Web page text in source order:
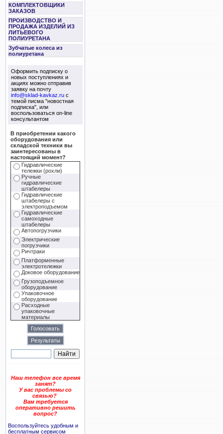
КОМПЛЕКТОВЩИКИ
ЗАКАЗОВ
ПРОИЗВОДСТВО И
ПРОДАЖА ИЗДЕЛИЙ ИЗ
ЛИТЬЕВОГО
ПОЛИУРЕТАНА
Зубчатые колеса из
полиуретана
Оформить подписку о
новых поступлениях и
акциях можно отправив
заявку на почту
info@sklad-kavkaz.ruс
темой писма "новостная
подписка", или
воспользоваться on-line
консультантом
В приобретении какого
оборудования или
складской техники вы
заинтересованы в
настоящий момент?
Гидравлические
тележки (рохли)
Ручные
гидравлические
штабелеры
Гидравлические
штабелеры с
электроподъемом
Гидравлические
самоходные
штабелеры
Автопогрузчики
Электрические
погрузчики
Ричтраки
Платформенные
электротележки
Доковое оборудование
Грузоподъемное
оборудование
Упаковочное
оборудование
Расходные
упаковочные
материалы
Наш телефон все время
занят?
У вас проблемы со
связью?
Вам требуется
оперативно решить
вопрос?
Воспользуйтесь удобным и
бесплатным сервисом